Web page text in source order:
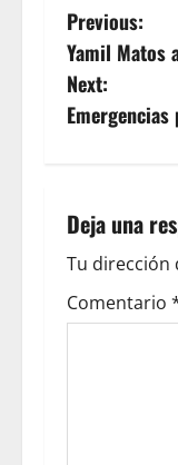
P
o
s
n
a
v
Previous:
Yamil Matos
Next:
Deja una
Tu dirección
Comentario